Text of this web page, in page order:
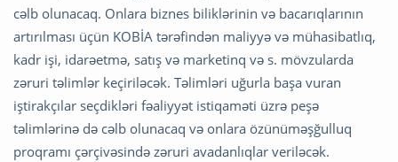
cəlb olunacaq. Onlara biznes biliklərinin və bacarıqlarının
artırılması üçün KOBİA tərəfindən maliyyə və mühasibatlıq,
kadr işi, idarəetmə, satış və marketinq və s. mövzularda
zəruri təlimlər keçiriləcək. Təlimləri uğurla başa vuran
iştirakçılar seçdikləri fəaliyyət istiqaməti üzrə peşə
təlimlərinə də cəlb olunacaq və onlara özünüməşğulluq
proqramı çərçivəsində zəruri avadanlıqlar veriləcək.